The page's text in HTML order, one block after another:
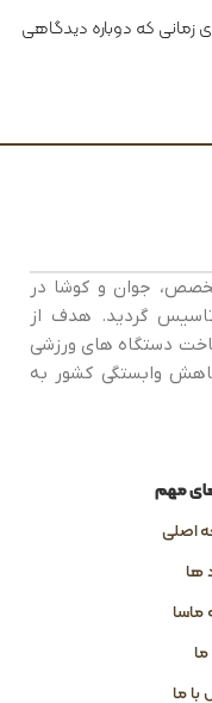
زمانی که دوباره دیدگاهی
جوان و کوشا در
گردید. هدف از
دستگاه های ورزشی
وابستگی کشور به
مهم
اصلی
ها
ما
ما